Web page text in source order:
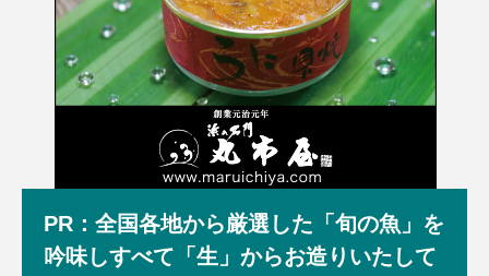
PR：全国各地から厳選した「旬の魚」を
吟味しすべて「生」からお造りいたして